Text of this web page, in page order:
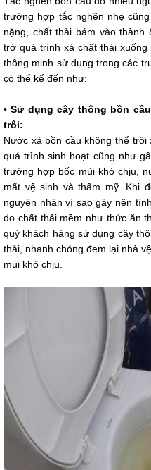
trường hợp tắc nghẽn nhẹ
nặng, chất thải bám vào
trở quá trình xả chất thải
thông minh sử dụng trong các
có thể kể đến như:
• Sử dụng cây thông bồn
trôi:
Nước xả bồn cầu không thể
quá trình sinh hoạt cũng như
trường hợp bốc mùi khó chịu,
mất vệ sinh và thẩm mỹ. Khi
nguyên nhân vì sao gây nên
do chất thải mềm như thức ăn
quý khách hàng sử dụng cây
thải, nhanh chóng đem lại nhà
mùi khó chịu.